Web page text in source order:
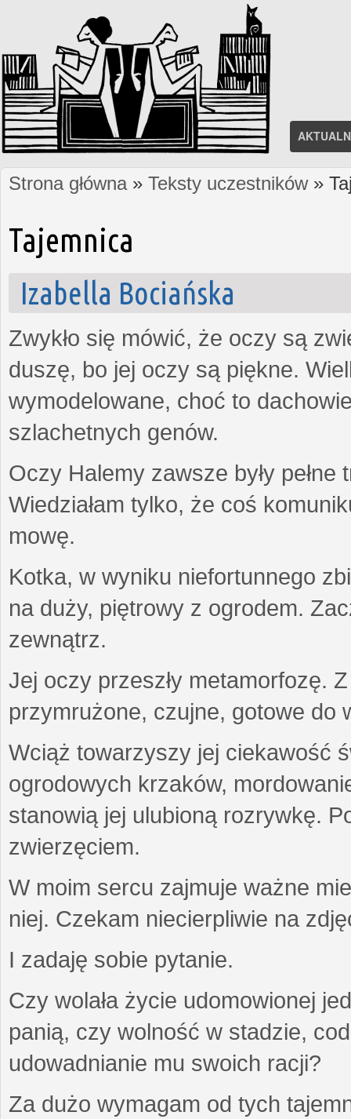
Jesteś tutaj
Strona główna» Teksty uczestników»
Tajemnica
Izabella Bociańska
Zwykło się mówić, że oczy są
duszę, bo jej oczy są piękne.
wymodelowane, choć to
szlachetnych genów.
Oczy Halemy zawsze były
Wiedziałam tylko, że coś
mowę.
Kotka, w wyniku niefortunnego
na duży, piętrowy z ogrodem.
zewnątrz.
Jej oczy przeszły metamorfozę.
przymrużone, czujne, gotowe do
Wciąż towarzyszy jej ciekawość
ogrodowych krzaków,
stanowią jej ulubioną rozrywkę.
zwierzęciem.
W moim sercu zajmuje ważne
niej. Czekam niecierpliwie na
I zadaję sobie pytanie.
Czy wolała życie udomowionej
panią, czy wolność w stadzie,
udowadnianie mu swoich racji?
Za dużo wymagam od tych